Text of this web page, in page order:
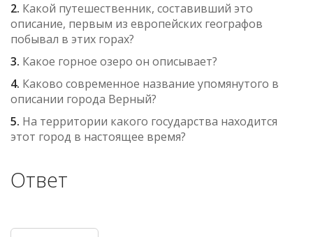
2. Какой путешественник, составивший это
описание, первым из европейских географов
побывал в этих горах?
3. Какое горное озеро он описывает?
4. Каково современное название упомянутого в
описании города Верный?
5. На территории какого государства находится
этот город в настоящее время?
Ответ